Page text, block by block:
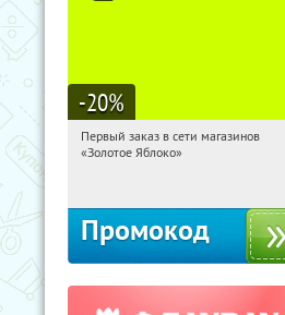
-20%
01:06:30
Получи первым!
Первый заказ в сети магазинов
«Золотое Яблоко»
Промокод